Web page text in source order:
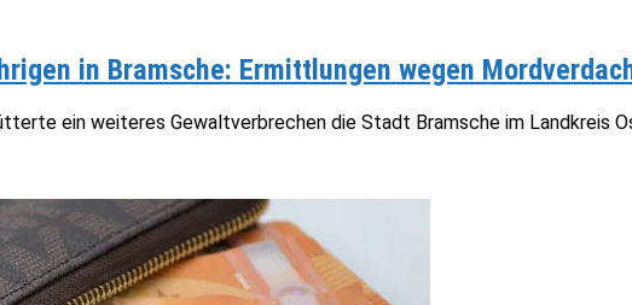
in Bramsche: Ermittlungen wegen
ein weiteres Gewaltverbrechen die Stadt Bramsche im Landkreis